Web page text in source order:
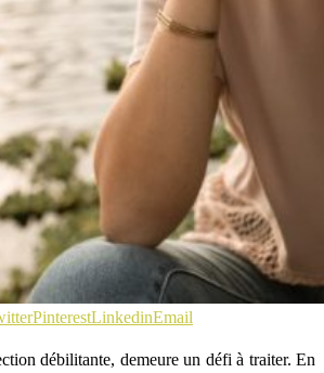
PinterestLinkedinEmail
débilitante, demeure un défi à traiter. En